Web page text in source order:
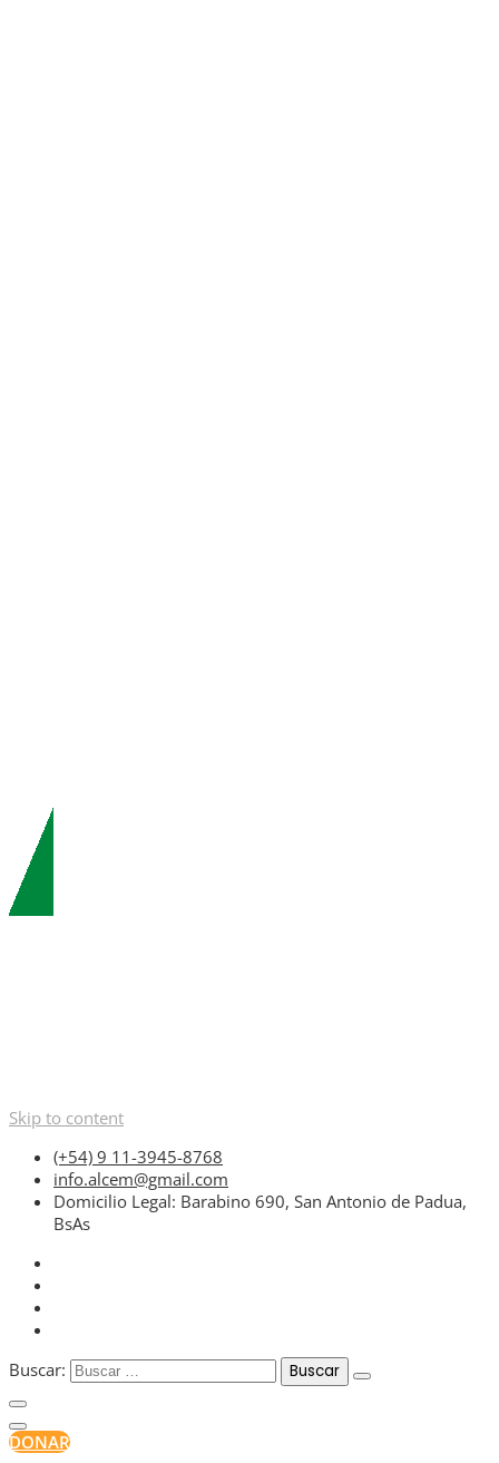
Skip to content
(+54) 9 11-3945-8768
info.alcem@gmail.com
Domicilio Legal: Barabino 690, San Antonio de Padua,
BsAs
Buscar:
DONAR